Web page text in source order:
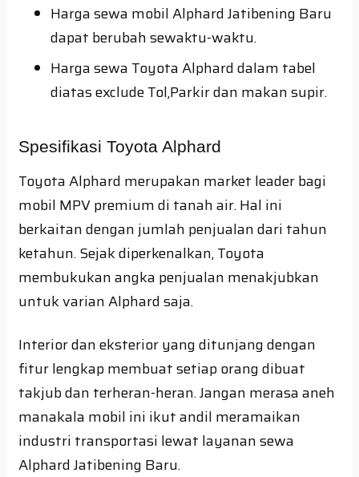
Harga sewa mobil Alphard Jatibening Baru
dapat berubah sewaktu-waktu.
Harga sewa Toyota Alphard dalam tabel
diatas exclude Tol,Parkir dan makan supir.
Spesifikasi Toyota Alphard
Toyota Alphard merupakan market leader bagi
mobil MPV premium di tanah air. Hal ini
berkaitan dengan jumlah penjualan dari tahun
ketahun. Sejak diperkenalkan, Toyota
membukukan angka penjualan menakjubkan
untuk varian Alphard saja.
Interior dan eksterior yang ditunjang dengan
fitur lengkap membuat setiap orang dibuat
takjub dan terheran-heran. Jangan merasa aneh
manakala mobil ini ikut andil meramaikan
industri transportasi lewat layanan sewa
Alphard Jatibening Baru.